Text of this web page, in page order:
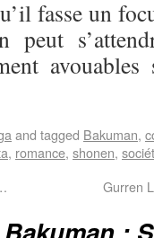
fasse un
peut
and tagged Bakuman,
, romance, shonen,
Gurren